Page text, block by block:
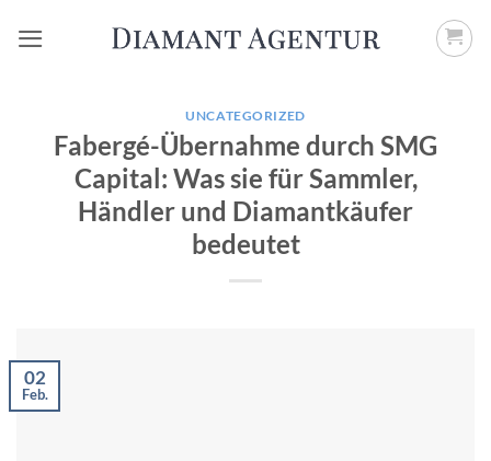
Inhalt
UNCATEGORIZED
Fabergé-Übernahme durch SMG
Capital: Was sie für Sammler,
Händler und Diamantkäufer
bedeutet
02
Feb.